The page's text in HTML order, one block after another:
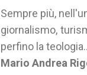
Sempre più,
giornalismo,
perfino la
Mario Andrea